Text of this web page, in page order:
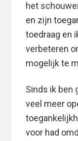
het
en zijn
toedraag en
verbeteren
mogelijk te
Sinds ik ben
veel meer
voor had